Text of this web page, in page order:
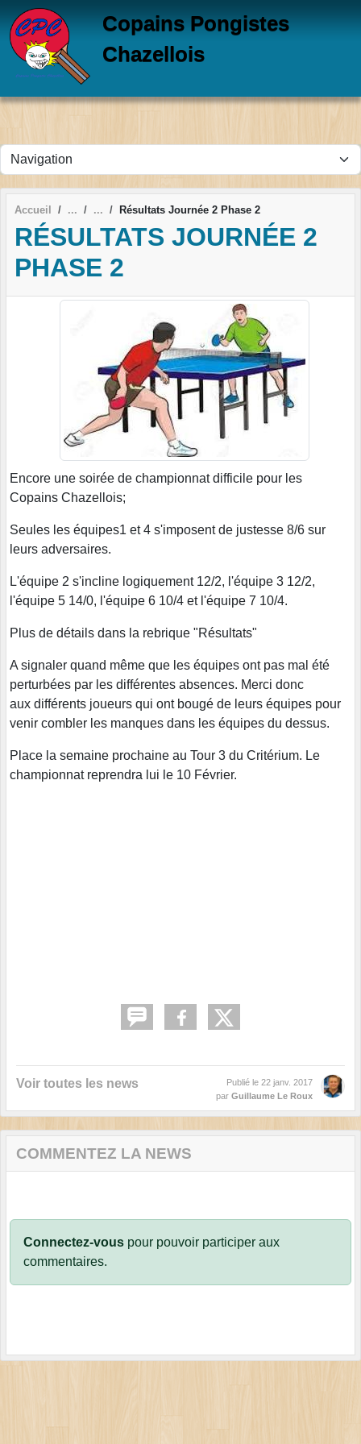
Copains Pongistes
Chazellois
Accueil Résultats Journée 2 Phase 2
RÉSULTATS JOURNÉE 2
PHASE 2
Encore une soirée de championnat difficile pour les
Copains Chazellois;
Seules les équipes1 et 4 s'imposent de justesse 8/6 sur
leurs adversaires.
L'équipe 2 s'incline logiquement 12/2, l'équipe 3 12/2,
l'équipe 5 14/0, l'équipe 6 10/4 et l'équipe 7 10/4.
Plus de détails dans la rebrique "Résultats"
A signaler quand même que les équipes ont pas mal été
perturbées par les différentes absences. Merci donc
aux différents joueurs qui ont bougé de leurs équipes pour
venir combler les manques dans les équipes du dessus.
Place la semaine prochaine au Tour 3 du Critérium. Le
championnat reprendra lui le 10 Février.
Voir toutes les news Publié le 22 janv. 2017
par Guillaume Le Roux
COMMENTEZ LA NEWS
Connectez-vous pour pouvoir participer aux
commentaires.
Panneau de gestion des cookies